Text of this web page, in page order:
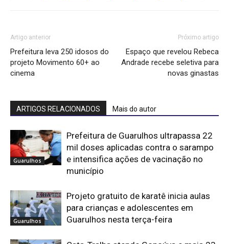
Artigo anterior
Prefeitura leva 250 idosos do
projeto Movimento 60+ ao
cinema
Próximo artigo
Espaço que revelou Rebeca
Andrade recebe seletiva para
novas ginastas
ARTIGOS RELACIONADOS Mais do autor
Guarulhos
Prefeitura de Guarulhos ultrapassa 22
mil doses aplicadas contra o sarampo
e intensifica ações de vacinação no
município
Guarulhos
Projeto gratuito de karatê inicia aulas
para crianças e adolescentes em
Guarulhos nesta terça-feira